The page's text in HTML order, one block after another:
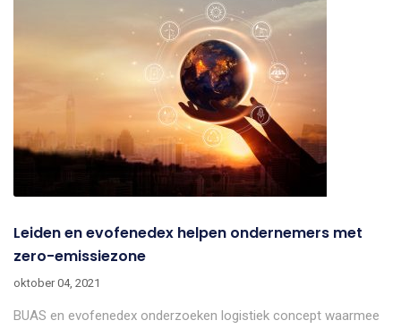
Leiden en evofenedex helpen ondernemers met
zero-emissiezone
oktober 04, 2021
BUAS en evofenedex onderzoeken logistiek concept waarmee